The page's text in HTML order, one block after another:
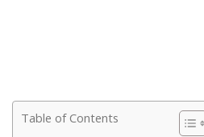
Table of Contents